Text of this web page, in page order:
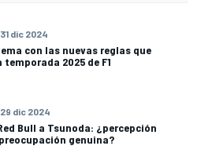
31 dic 2024
con las nuevas reglas que
2025 de F1
29 dic 2024
Bull a Tsunoda: ¿percepción
genuina?